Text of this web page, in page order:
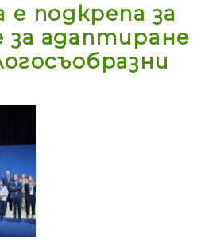
е подкрепа за
адаптиране